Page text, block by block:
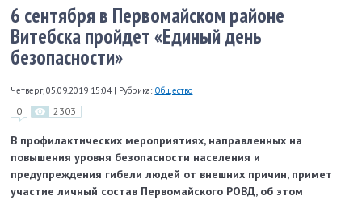
6 сентября в Первомайском районе
Витебска пройдет «Единый день
безопасности»
Четверг, 05.09.2019 15:04 | Рубрика: Общество
0 2303
В профилактических мероприятиях, направленных на
повышения уровня безопасности населения и
предупреждения гибели людей от внешних причин, примет
участие личный состав Первомайского РОВД, об этом